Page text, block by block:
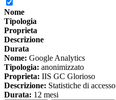
Nome
Tipologia
Proprieta
Descrizione
Durata
Nome: Google Analytics
Tipologia: anonimizzato
Proprieta: IIS GC Glorioso
Descrizione: Statistiche di accesso
Durata: 12 mesi